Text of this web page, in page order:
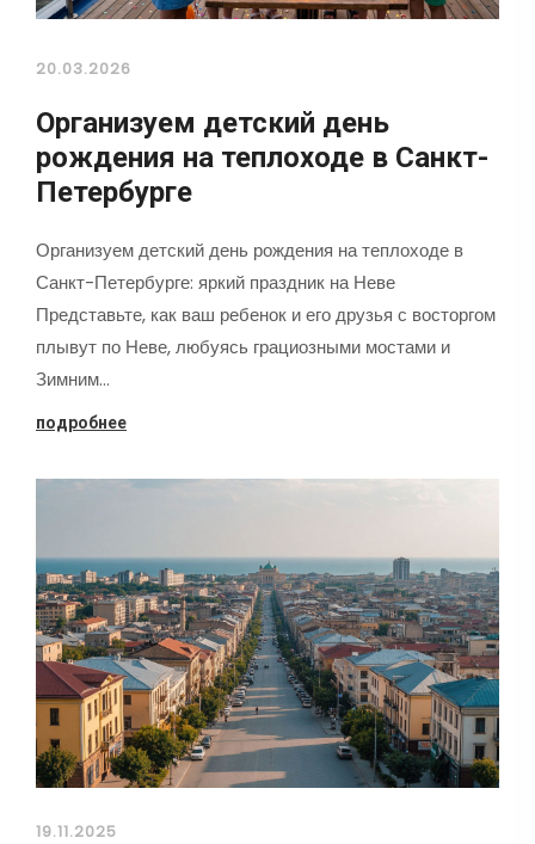
20.03.2026
Организуем детский день
рождения на теплоходе в Санкт-
Петербурге
Организуем детский день рождения на теплоходе в
Санкт-Петербурге: яркий праздник на Неве
Представьте, как ваш ребенок и его друзья с восторгом
плывут по Неве, любуясь грациозными мостами и
Зимним…
подробнее
19.11.2025